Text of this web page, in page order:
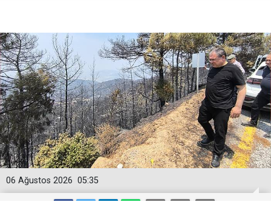
05:35
06 Ağustos 2026